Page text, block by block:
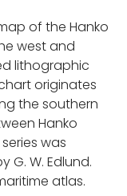
of the Hanko
west and
lithographic
originates
the southern
Hanko
was
G. W. Edlund.
atlas.